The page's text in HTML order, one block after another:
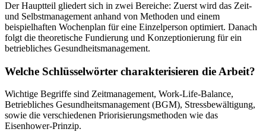
Der Hauptteil gliedert sich in zwei Bereiche: Zuerst wird das Zeit-
und Selbstmanagement anhand von Methoden und einem
beispielhaften Wochenplan für eine Einzelperson optimiert. Danach
folgt die theoretische Fundierung und Konzeptionierung für ein
betriebliches Gesundheitsmanagement.
Welche Schlüsselwörter charakterisieren die Arbeit?
Wichtige Begriffe sind Zeitmanagement, Work-Life-Balance,
Betriebliches Gesundheitsmanagement (BGM), Stressbewältigung,
sowie die verschiedenen Priorisierungsmethoden wie das
Eisenhower-Prinzip.